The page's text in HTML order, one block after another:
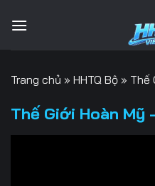
qua
Trang chủ » HHTQ Bộ » Thế
Thế Giới Hoàn Mỹ